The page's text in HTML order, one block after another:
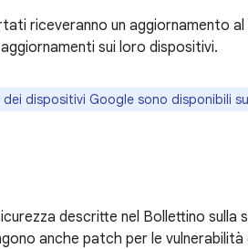
riceveranno un aggiornamento
sui loro dispositivi.
dei dispositivi Google sono disponibili
descritte nel Bollettino sulla
anche patch per le